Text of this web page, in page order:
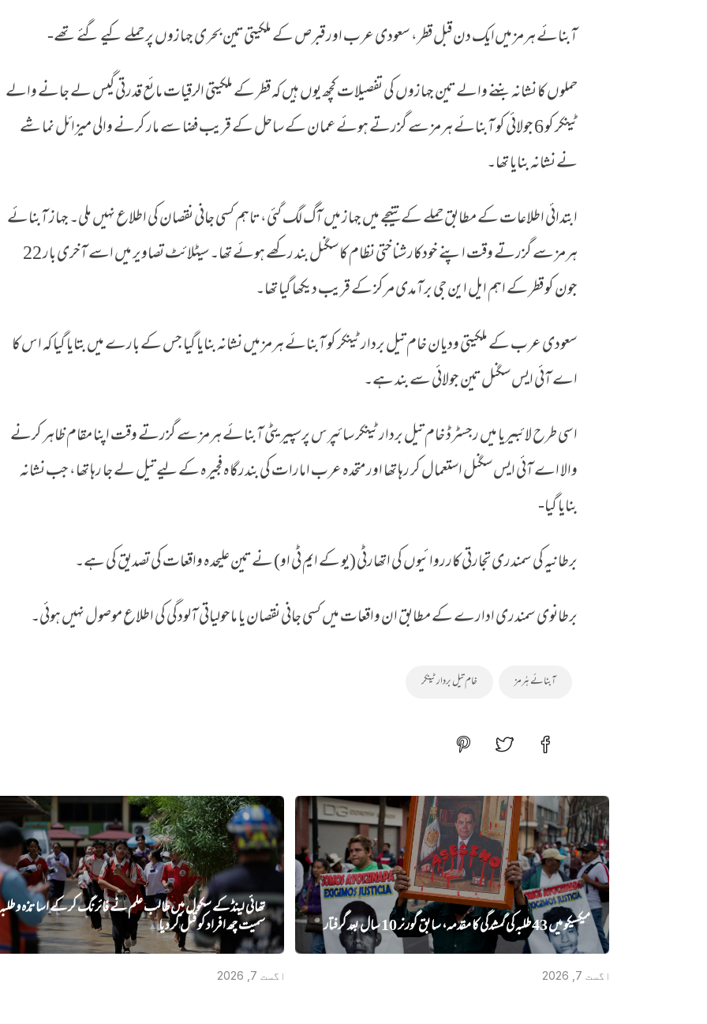
آبنائے ہرمز میں‌ایک دن قبل قطر، سعودی عرب اور قبرص کے ملکیتی تین بحری جہازوں پر حملے کیے گئے تھے-
حملوں کا نشانہ بننے والے تین جہازوں کی تفصیلات کچھ یوں ہیں کہ قطر کے ملکیتی الرقیات مائع قدرتی گیس لے جانے والے
ٹینکر کو 6 جولائی کو آبنائے ہرمز سے گزرتے ہوئے عمان کے ساحل کے قریب فضا سے مار کرنے والی میزائل نما شے
نے نشانہ بنایا تھا۔
ابتدائی اطلاعات کے مطابق حملے کے نتیجے میں جہاز میں آگ لگ گئی، تاہم کسی جانی نقصان کی اطلاع نہیں ملی۔ جہاز آبنائے
ہرمز سے گزرتے وقت اپنے خودکار شناختی نظام کا سگنل بند رکھے ہوئے تھا۔ سیٹلائٹ تصاویر میں اسے آخری بار 22
جون کو قطر کے اہم ایل این جی برآمدی مرکز کے قریب دیکھا گیا تھا۔
سعودی عرب کے ملکیتی ودیان خام تیل بردار ٹینکر کو آبنائے ہرمز میں نشانہ بنایا گیا جس کے بارے میں بتایا گیا کہ اس کا
اے آئی ایس سگنل تین جولائی سے بند ہے۔
اسی طرح لائبیریا میں رجسٹرڈ خام تیل بردار ٹینکر سائپرس پرسپیریٹی آبنائے ہرمز سے گزرتے وقت اپنا مقام ظاہر کرنے
والا اے آئی ایس سگنل استعمال کر رہا تھا اور متحدہ عرب امارات کی بندرگاہ فجیرہ کے لیے تیل لے جا رہا تھا، جب نشانہ
بنایا گیا-
برطانیہ کی سمندری تجارتی کارروائیوں کی اتھارٹی (یو کے ایم ٹی او) نے تین علیحدہ واقعات کی تصدیق کی ہے۔
برطانوی سمندری ادارے کے مطابق ان واقعات میں کسی جانی نقصان یا ماحولیاتی آلودگی کی اطلاع موصول نہیں ہوئی۔
آبنائے ہُرمز خام تیل بردار ٹینکر
میکسیکو میں 43 طلبہ کی گمشدگی کا مقدمہ، سابق گورنر 10 سال بعد گرفتار
اگست 7, 2026
تھائی لینڈ کے سکول میں طالب علم نے فائرنگ کر کے اساتذہ و طلبہ
سمیت چھ افراد کو قتل کر دیا
اگست 7, 2026